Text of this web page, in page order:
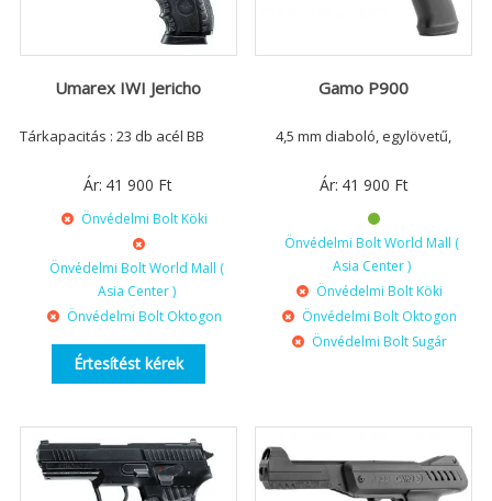
Umarex IWI Jericho
Tárkapacitás : 23 db acél BB
Ár: 41 900 Ft
Önvédelmi Bolt Köki
Önvédelmi Bolt World Mall (
Asia Center )
Önvédelmi Bolt Oktogon
Értesítést kérek
Gamo P900
4,5 mm diaboló, egylövetű,
Ár: 41 900 Ft
Önvédelmi Bolt World Mall (
Asia Center )
Önvédelmi Bolt Köki
Önvédelmi Bolt Oktogon
Önvédelmi Bolt Sugár